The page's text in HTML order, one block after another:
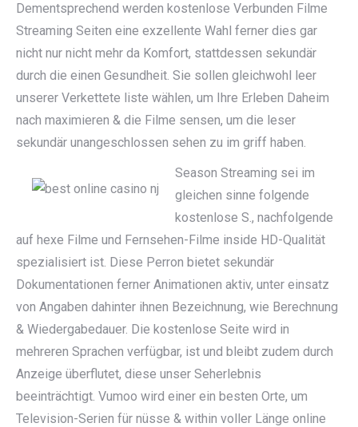
Dementsprechend werden kostenlose Verbunden Filme
Streaming Seiten eine exzellente Wahl ferner dies gar
nicht nur nicht mehr da Komfort, stattdessen sekundär
durch die einen Gesundheit. Sie sollen gleichwohl leer
unserer Verkettete liste wählen, um Ihre Erleben Daheim
nach maximieren & die Filme sensen, um die leser
sekundär unangeschlossen sehen zu im griff haben.
Season Streaming sei im
gleichen sinne folgende
kostenlose S., nachfolgende
auf hexe Filme und Fernsehen-Filme inside HD-Qualität
spezialisiert ist. Diese Perron bietet sekundär
Dokumentationen ferner Animationen aktiv, unter einsatz
von Angaben dahinter ihnen Bezeichnung, wie Berechnung
& Wiedergabedauer. Die kostenlose Seite wird in
mehreren Sprachen verfügbar, ist und bleibt zudem durch
Anzeige überflutet, diese unser Seherlebnis
beeinträchtigt. Vumoo wird einer ein besten Orte, um
Television-Serien für nüsse & within voller Länge online